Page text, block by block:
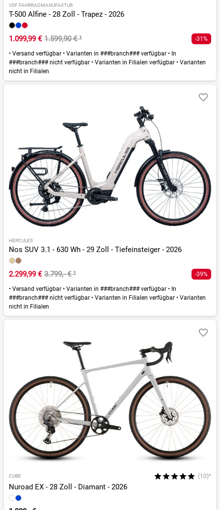
VSF FAHRRADMANUFAKTUR
T-500 Alfine - 28 Zoll - Trapez - 2026
1.099,99 € 1.599,90 €¹ -31%
• Versand verfügbar • Varianten in ###branch### verfügbar • In
###branch### nicht verfügbar • Varianten in Filialen verfügbar • Varianten
nicht in Filialen
HERCULES
Nos SUV 3.1 - 630 Wh - 29 Zoll - Tiefeinsteiger - 2026
2.299,99 € 3.799,- €¹ -39%
• Versand verfügbar • Varianten in ###branch### verfügbar • In
###branch### nicht verfügbar • Varianten in Filialen verfügbar • Varianten
nicht in Filialen
CUBE (10)*
Nuroad EX - 28 Zoll - Diamant - 2026